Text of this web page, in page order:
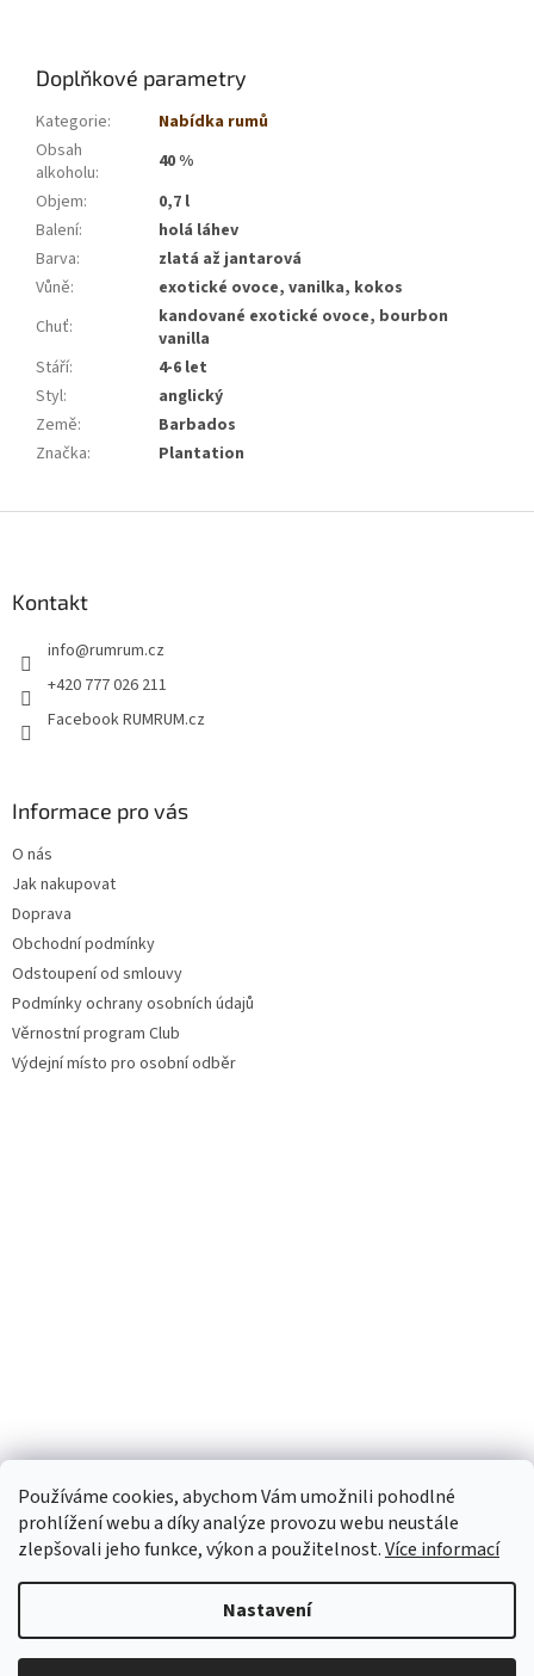
Používáme cookies, abychom Vám umožnili pohodlné
prohlížení webu a díky analýze provozu webu neustále
zlepšovali jeho funkce, výkon a použitelnost.Více informací
Nastavení
Doplňkové parametry
Kategorie:
Nabídka rumů
Obsah
alkoholu:
40 %
Objem:
0,7 l
Balení:
holá láhev
Barva:
zlatá až jantarová
Vůně:
exotické ovoce, vanilka, kokos
Chuť:
kandované exotické ovoce, bourbon
vanilla
Stáří:
4-6 let
Styl:
anglický
Země:
Barbados
Značka: Plantation
Kontakt
info@rumrum.cz
+420 777 026 211
Facebook RUMRUM.cz
Informace pro vás
O nás
Jak nakupovat
Doprava
Obchodní podmínky
Odstoupení od smlouvy
Podmínky ochrany osobních údajů
Věrnostní program Club
Výdejní místo pro osobní odběr
Facebook
Vytvořil Shoptet